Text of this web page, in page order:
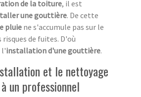
de la toiture, il est
une gouttière. De cette
pluiene s'accumule pas sur le
de fuites. D'où
l'installation d'une gouttière.
et le nettoyage
un professionnel